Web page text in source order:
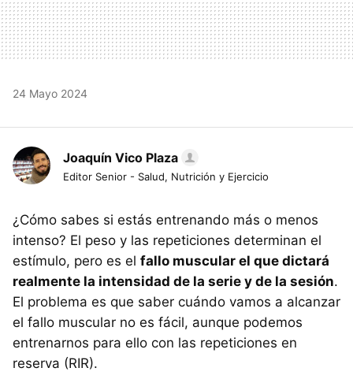
24 Mayo 2024
Joaquín Vico Plaza
Editor Senior - Salud, Nutrición y Ejercicio
¿Cómo sabes si estás entrenando más o menos
intenso? El peso y las repeticiones determinan el
estímulo, pero es el fallo muscular el que dictará
realmente la intensidad de la serie y de la sesión.
El problema es que saber cuándo vamos a alcanzar
el fallo muscular no es fácil, aunque podemos
entrenarnos para ello con las repeticiones en
reserva (RIR).